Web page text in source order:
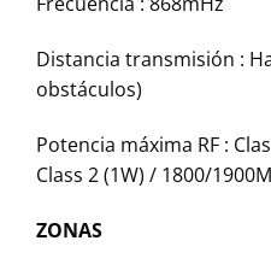
Distancia transmisión :
obstáculos)
Potencia máxima RF :
Class 2 (1W) / 1800/
ZONAS